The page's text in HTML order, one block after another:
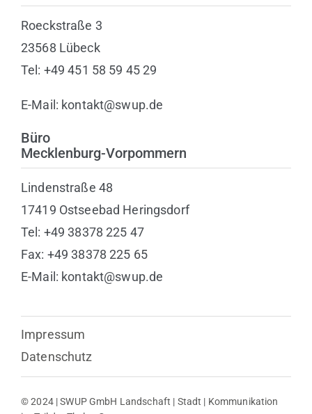
Roeckstraße 3
23568 Lübeck
Tel: +49 451 58 59 45 29
E-Mail: kontakt@swup.de
Büro
Mecklenburg-Vorpommern
Lindenstraße 48
17419 Ostseebad Heringsdorf
Tel: +49 38378 225 47
Fax: +49 38378 225 65
E-Mail: kontakt@swup.de
Impressum
Datenschutz
© 2024 | SWUP GmbH Landschaft | Stadt | Kommunikation